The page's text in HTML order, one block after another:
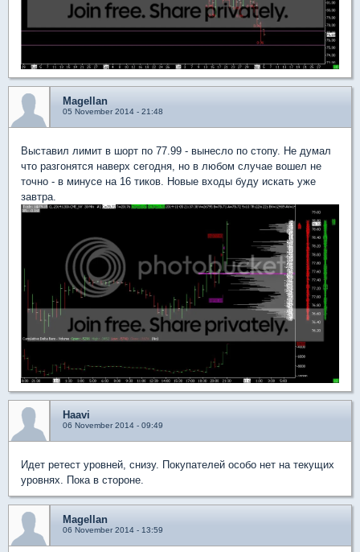
Magellan
05 November 2014 - 21:48
Выставил лимит в шорт по 77.99 - вынесло по стопу. Не думал
что разгонятся наверх сегодня, но в любом случае вошел не
точно - в минусе на 16 тиков. Новые входы буду искать уже
завтра.
Haavi
06 November 2014 - 09:49
Идет ретест уровней, снизу. Покупателей особо нет на текущих
уровнях. Пока в стороне.
Magellan
06 November 2014 - 13:59